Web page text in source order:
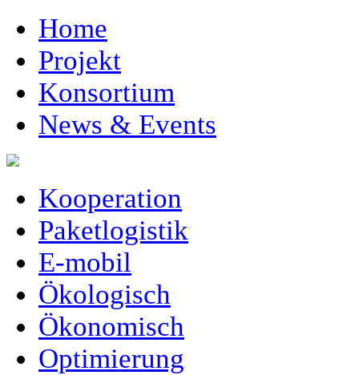
Home
Projekt
Konsortium
News & Events
Kooperation
Paketlogistik
E-mobil
Ökologisch
Ökonomisch
Optimierung